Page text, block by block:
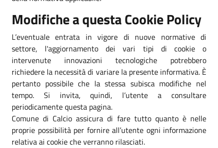
Modifiche a questa Cookie Policy
L’eventuale entrata in vigore di nuove normative di
settore, l'aggiornamento dei vari tipi di cookie o
intervenute innovazioni tecnologiche potrebbero
richiedere la necessità di variare la presente informativa. È
pertanto possibile che la stessa subisca modifiche nel
tempo. Si invita, quindi, l’utente a consultare
periodicamente questa pagina.
Comune di Calcio assicura di fare tutto quanto è nelle
proprie possibilità per fornire all’utente ogni informazione
relativa ai cookie che verranno rilasciati.